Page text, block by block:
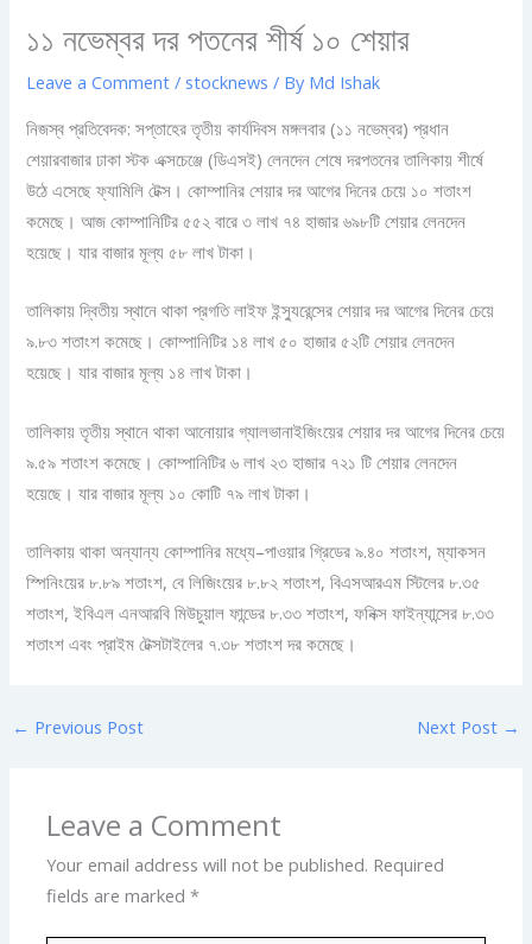
১১ নভেম্বর দর পতনের শীর্ষ ১০ শেয়ার
Leave a Comment / stocknews / By Md Ishak
নিজস্ব প্রতিবেদক: সপ্তাহের তৃতীয় কার্যদিবস মঙ্গলবার (১১ নভেম্বর) প্রধান
শেয়ারবাজার ঢাকা স্টক এক্সচেঞ্জে (ডিএসই) লেনদেন শেষে দরপতনের তালিকায় শীর্ষে
উঠে এসেছে ফ্যামিলি টেক্স। কোম্পানির শেয়ার দর আগের দিনের চেয়ে ১০ শতাংশ
কমেছে। আজ কোম্পানিটির ৫৫২ বারে ৩ লাখ ৭৪ হাজার ৬৯৮টি শেয়ার লেনদেন
হয়েছে। যার বাজার মূল্য ৫৮ লাখ টাকা।
তালিকায় দ্বিতীয় স্থানে থাকা প্রগতি লাইফ ইন্স্যুরেন্সের শেয়ার দর আগের দিনের চেয়ে
৯.৮৩ শতাংশ কমেছে। কোম্পানিটির ১৪ লাখ ৫০ হাজার ৫২টি শেয়ার লেনদেন
হয়েছে। যার বাজার মূল্য ১৪ লাখ টাকা।
তালিকায় তৃতীয় স্থানে থাকা আনোয়ার গ্যালভানাইজিংয়ের শেয়ার দর আগের দিনের চেয়ে
৯.৫৯ শতাংশ কমেছে। কোম্পানিটির ৬ লাখ ২৩ হাজার ৭২১ টি শেয়ার লেনদেন
হয়েছে। যার বাজার মূল্য ১০ কোটি ৭৯ লাখ টাকা।
তালিকায় থাকা অন্যান্য কোম্পানির মধ্যে–পাওয়ার গ্রিডের ৯.৪০ শতাংশ, ম্যাকসন
স্পিনিংয়ের ৮.৮৯ শতাংশ, বে লিজিংয়ের ৮.৮২ শতাংশ, বিএসআরএম স্টিলের ৮.৩৫
শতাংশ, ইবিএল এনআরবি মিউচুয়াল ফান্ডের ৮.৩৩ শতাংশ, ফনিক্স ফাইন্যান্সের ৮.৩৩
শতাংশ এবং প্রাইম টেক্সটাইলের ৭.৩৮ শতাংশ দর কমেছে।
← Previous Post Next Post →
Leave a Comment
Your email address will not be published. Required
fields are marked*